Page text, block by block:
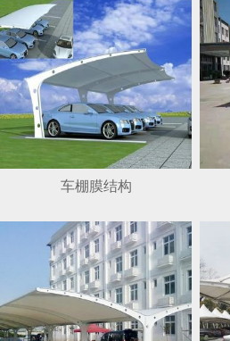
车棚膜结构